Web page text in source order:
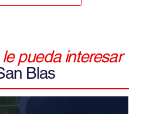
pueda interesar
Blas